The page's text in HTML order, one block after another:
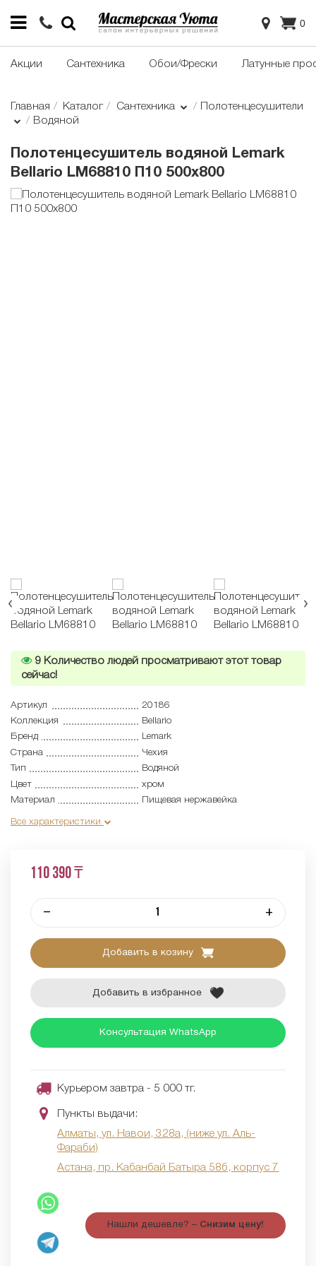
0
Акции Сантехника Обои/Фрески Латунные
Главная Каталог Сантехника
Полотенцесушители
Водяной
Полотенцесушитель водяной Lemark
Bellario LM68810 П10 500x800
9 Количество людей просматривают этот товар
сейчас!
Артикул
20186
Коллекция
Bellario
Бренд
Lemark
Страна
Чехия
Тип
Водяной
Цвет
хром
Материал
Пищевая нержавейка
Все характеристики
110 390 ₸
– +
Добавить в козину
Добавить в избранное
Консультация WhatsApp
Курьером завтра - 5 000 тг.
Пункты выдачи:
Алматы, ул. Навои, 328а, (ниже ул. Аль-
Фараби)
Астана, пр. Кабанбай Батыра 58б, корпус 7
Нашли дешевле? – Снизим цену!